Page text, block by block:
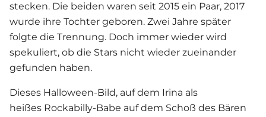
stecken. Die beiden waren seit 2015 ein Paar, 2017
wurde ihre Tochter geboren. Zwei Jahre später
folgte die Trennung. Doch immer wieder wird
spekuliert, ob die Stars nicht wieder zueinander
gefunden haben.
Dieses Halloween-Bild, auf dem Irina als
heißes Rockabilly-Babe auf dem Schoß des Bären